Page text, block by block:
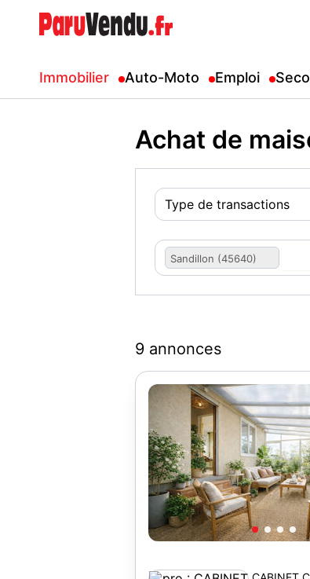
Immobilier Auto-Moto Emploi
Achat de
Type de transactions
Sandillon (45640)
9 annonces